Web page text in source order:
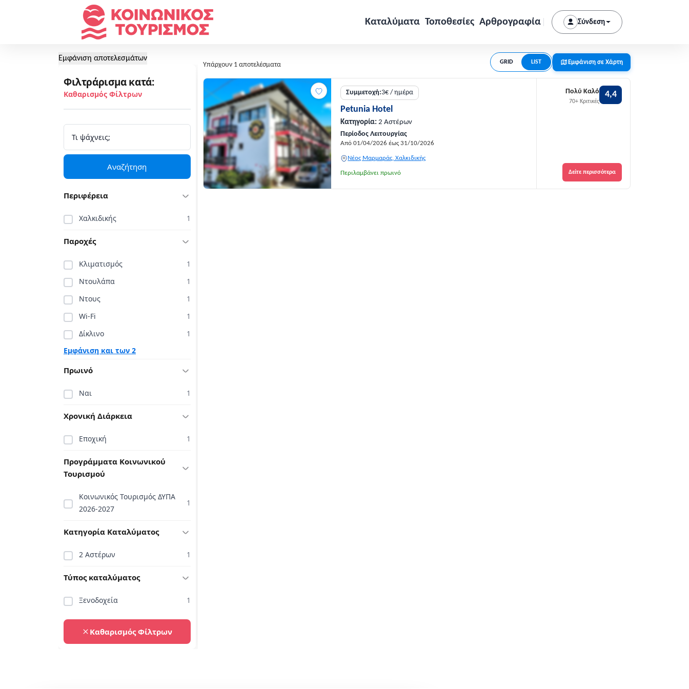
Καταλύματα Τοποθεσίες Αρθρογραφία Σύνδεση
Εμφάνιση αποτελεσμάτων
Φιλτράρισμα κατά:
Καθαρισμός Φίλτρων
Αναζήτηση
Περιφέρεια
Χαλκιδικής 1
Παροχές
Κλιματισμός
1
Ντουλάπα
1
Ντους
1
Wi-Fi
1
Δίκλινο
1
Εμφάνιση και των 2
Πρωινό
Ναι 1
Χρονική Διάρκεια
Εποχική 1
Προγράμματα Κοινωνικού
Τουρισμού
Κοινωνικός Τουρισμός ΔΥΠΑ
2026-2027
1
Κατηγορία Καταλύματος
2 Αστέρων 1
Τύπος καταλύματος
Ξενοδοχεία 1
Καθαρισμός Φίλτρων
Υπάρχουν 1 αποτελέσματα GRID LIST Εμφάνιση σε Χάρτη
Συμμετοχή:3€ / ημέρα
Petunia Hotel
Κατηγορία: 2 Αστέρων
Περίοδος Λειτουργίας
Από 01/04/2026 έως 31/10/2026
Νέος Μαρμαράς, Χαλκιδικής
Περιλαμβάνει πρωινό
Πολύ Καλό
70+ Κριτικές
4,4
Δείτε περισσότερα